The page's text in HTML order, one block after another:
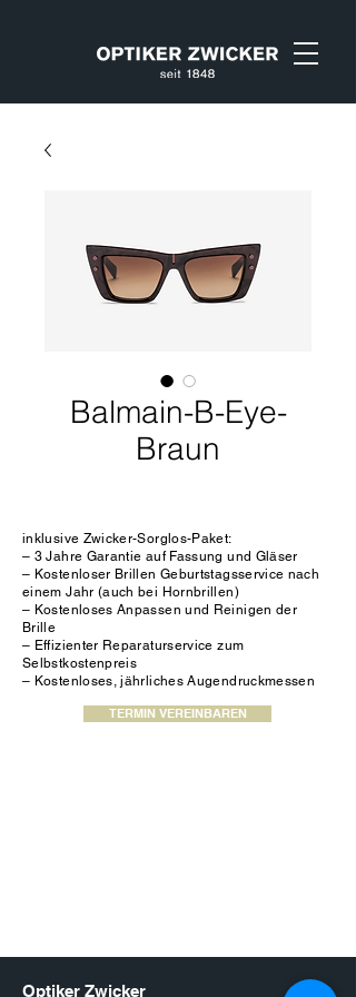
Balmain-B-Eye-
Braun
inklusive Zwicker-Sorglos-Paket:
– 3 Jahre Garantie auf Fassung und Gläser
– Kostenloser Brillen Geburtstagsservice nach
einem Jahr (auch bei Hornbrillen)
– Kostenloses Anpassen und Reinigen der
Brille
– Effizienter Reparaturservice zum
Selbstkostenpreis
– Kostenloses, jährliches Augendruckmessen
TERMIN VEREINBAREN
Optiker Zwicker